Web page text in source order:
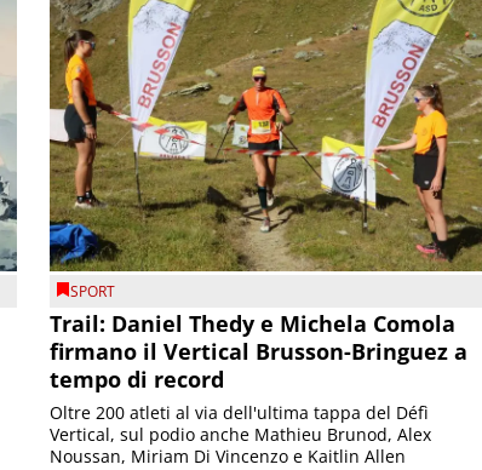
SPORT
Trail: Daniel Thedy e Michela Comola
firmano il Vertical Brusson-Bringuez a
tempo di record
Oltre 200 atleti al via dell'ultima tappa del Défì
Vertical, sul podio anche Mathieu Brunod, Alex
Noussan, Miriam Di Vincenzo e Kaitlin Allen